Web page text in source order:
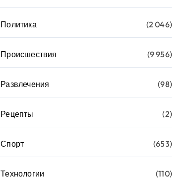
Политика (2 046)
Происшествия (9 956)
Развлечения (98)
Рецепты (2)
Спорт (653)
Технологии (110)